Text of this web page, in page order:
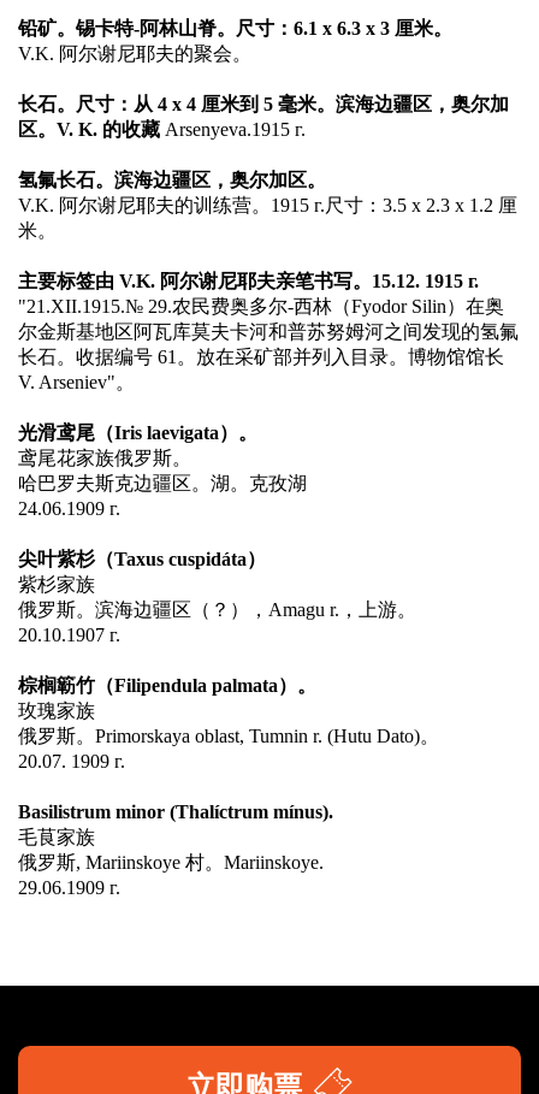
铅矿。锡卡特-阿林山脊。尺寸：6.1 x 6.3 x 3 厘米。
V.K. 阿尔谢尼耶夫的聚会。
长石。尺寸：从 4 x 4 厘米到 5 毫米。滨海边疆区，奥尔加
区。V. K. 的收藏 Arsenyeva.1915 г.
氢氟长石。滨海边疆区，奥尔加区。
V.K. 阿尔谢尼耶夫的训练营。1915 г.尺寸：3.5 x 2.3 x 1.2 厘
米。
主要标签由 V.K. 阿尔谢尼耶夫亲笔书写。15.12. 1915 г.
"21.XII.1915.№ 29.农民费奥多尔-西林（Fyodor Silin）在奥
尔金斯基地区阿瓦库莫夫卡河和普苏努姆河之间发现的氢氟
长石。收据编号 61。放在采矿部并列入目录。博物馆馆长
V. Arseniev"。
光滑鸢尾（Iris laevigata）。
鸢尾花家族俄罗斯。
哈巴罗夫斯克边疆区。湖。克孜湖
24.06.1909 г.
尖叶紫杉（Taxus cuspidáta）
紫杉家族
俄罗斯。滨海边疆区（？），Amagu r.，上游。
20.10.1907 г.
棕榈簕竹（Filipendula palmata）。
玫瑰家族
俄罗斯。Primorskaya oblast, Tumnin r. (Hutu Dato)。
20.07. 1909 г.
Basilistrum minor (Thalíctrum mínus).
毛茛家族
俄罗斯, Mariinskoye 村。Mariinskoye.
29.06.1909 г.
立即购票